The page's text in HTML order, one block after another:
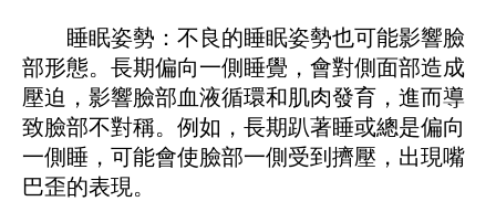
睡眠姿勢：不良的睡眠姿勢也可能影響臉
部形態。長期偏向一側睡覺，會對側面部造成
壓迫，影響臉部血液循環和肌肉發育，進而導
致臉部不對稱。例如，長期趴著睡或總是偏向
一側睡，可能會使臉部一側受到擠壓，出現嘴
巴歪的表現。